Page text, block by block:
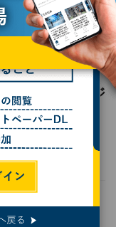
画を手軽に作成
する
トを使ってビジ